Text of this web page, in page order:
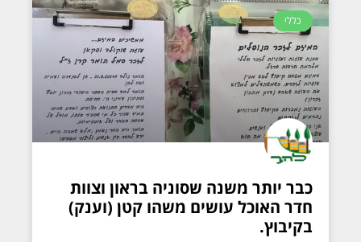
כללי
כבר יותר משנה שסוניה בראון וצוות
חדר האוכל עושים משהו קטן (וענק)
בקיבוץ.